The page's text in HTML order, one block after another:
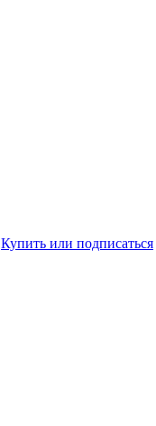
Купить или подписаться